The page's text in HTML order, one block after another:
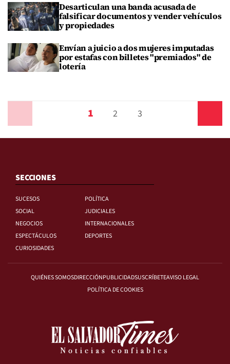
Desarticulan una banda acusada de
falsificar documentos y vender vehículos
y propiedades
Envían a juicio a dos mujeres imputadas
por estafas con billetes "premiados" de
lotería
1 2 3
SECCIONES
SUCESOS
POLÍTICA
SOCIAL
JUDICIALES
NEGOCIOS
INTERNACIONALES
ESPECTÁCULOS
DEPORTES
CURIOSIDADES
QUIÉNES SOMOSDIRECCIÓNPUBLICIDADSUSCRÍBETEAVISO LEGAL
POLÍTICA DE COOKIES